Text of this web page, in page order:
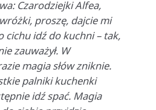
Czarodziejki Alfea,
wróżki, proszę, dajcie mi
cichu idź do kuchni – tak,
zauważył. W
magia słów zniknie.
palniki kuchenki
idź spać. Magia